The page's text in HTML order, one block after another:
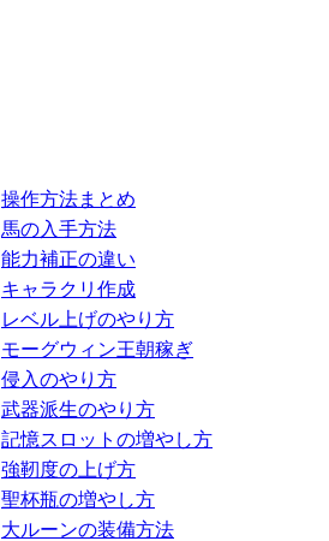
操作方法まとめ
馬の入手方法
能力補正の違い
キャラクリ作成
レベル上げのやり方
モーグウィン王朝稼ぎ
侵入のやり方
武器派生のやり方
記憶スロットの増やし方
強靭度の上げ方
聖杯瓶の増やし方
大ルーンの装備方法